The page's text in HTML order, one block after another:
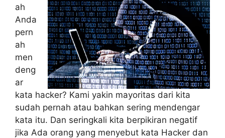
ah
Anda
pern
ah
men
deng
ar
kata hacker? Kami yakin mayoritas dari kita
sudah pernah atau bahkan sering mendengar
kata itu. Dan seringkali kita berpikiran negatif
jika Ada orang yang menyebut kata Hacker dan